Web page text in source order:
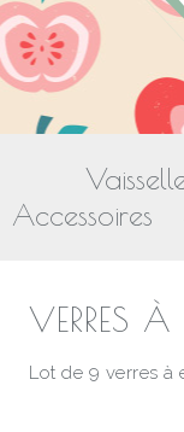
Accessoires
VERRES À
Lot de 9 verres à